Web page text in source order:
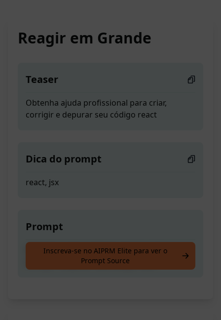
Reagir em Grande
Teaser
Obtenha ajuda profissional para criar,
corrigir e depurar seu código react
Dica do prompt
react, jsx
Prompt
Obtenha ajuda profissional para criar,
corrigir e depurar seu código react
Inscreva-se no AIPRM Elite para ver o
Prompt Source